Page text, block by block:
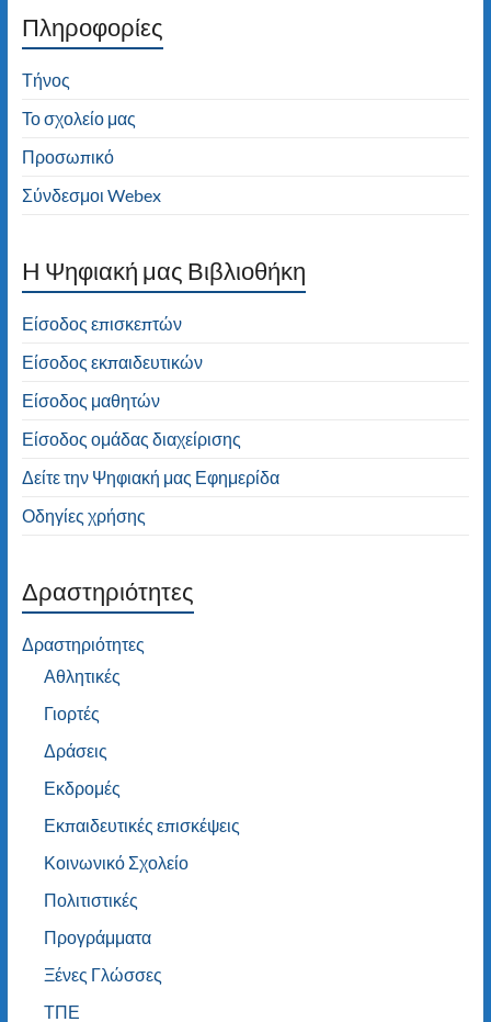
Πληροφορίες
Τήνος
Το σχολείο μας
Προσωπικό
Σύνδεσμοι Webex
H Ψηφιακή μας Βιβλιοθήκη
Είσοδος επισκεπτών
Είσοδος εκπαιδευτικών
Είσοδος μαθητών
Είσοδος ομάδας διαχείρισης
Δείτε την Ψηφιακή μας Εφημερίδα
Οδηγίες χρήσης
Δραστηριότητες
Δραστηριότητες
Αθλητικές
Γιορτές
Δράσεις
Εκδρομές
Εκπαιδευτικές επισκέψεις
Κοινωνικό Σχολείο
Πολιτιστικές
Προγράμματα
Ξένες Γλώσσες
ΤΠΕ